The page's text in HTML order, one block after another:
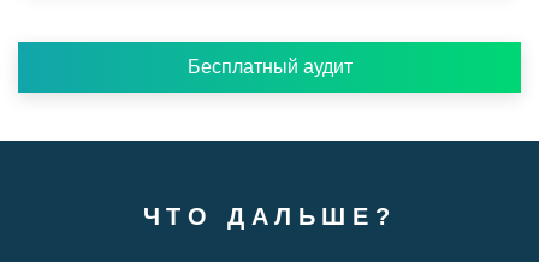
Бесплатный аудит
ЧТО ДАЛЬШЕ?